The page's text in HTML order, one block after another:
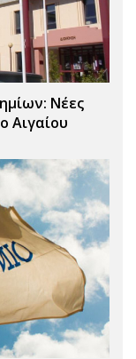
Νέες
Αιγαίου